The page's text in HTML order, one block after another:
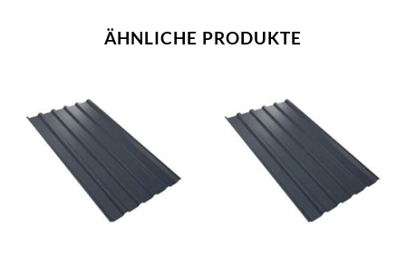
ÄHNLICHE PRODUKTE